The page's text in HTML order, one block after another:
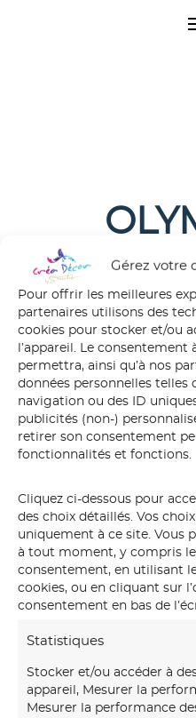
Gérez votre
Pour offrir les meilleures
partenaires utilisons des
cookies pour stocker et/ou
l’appareil. Le
permettra, ainsi qu’à nos
données personnelles
navigation ou des ID
publicités (non-)
retirer son consentement
fonctionnalités et fonctions.
Cliquez ci-dessous pour
des choix détaillés. Vos
uniquement à ce site. Vous
à tout moment, y compris
consentement, en utilisant
cookies, ou en cliquant sur
consentement en bas de
Statistiques
Stocker et/ou accéder à
appareil, Mesurer la
Mesurer la performance
DIGITAL